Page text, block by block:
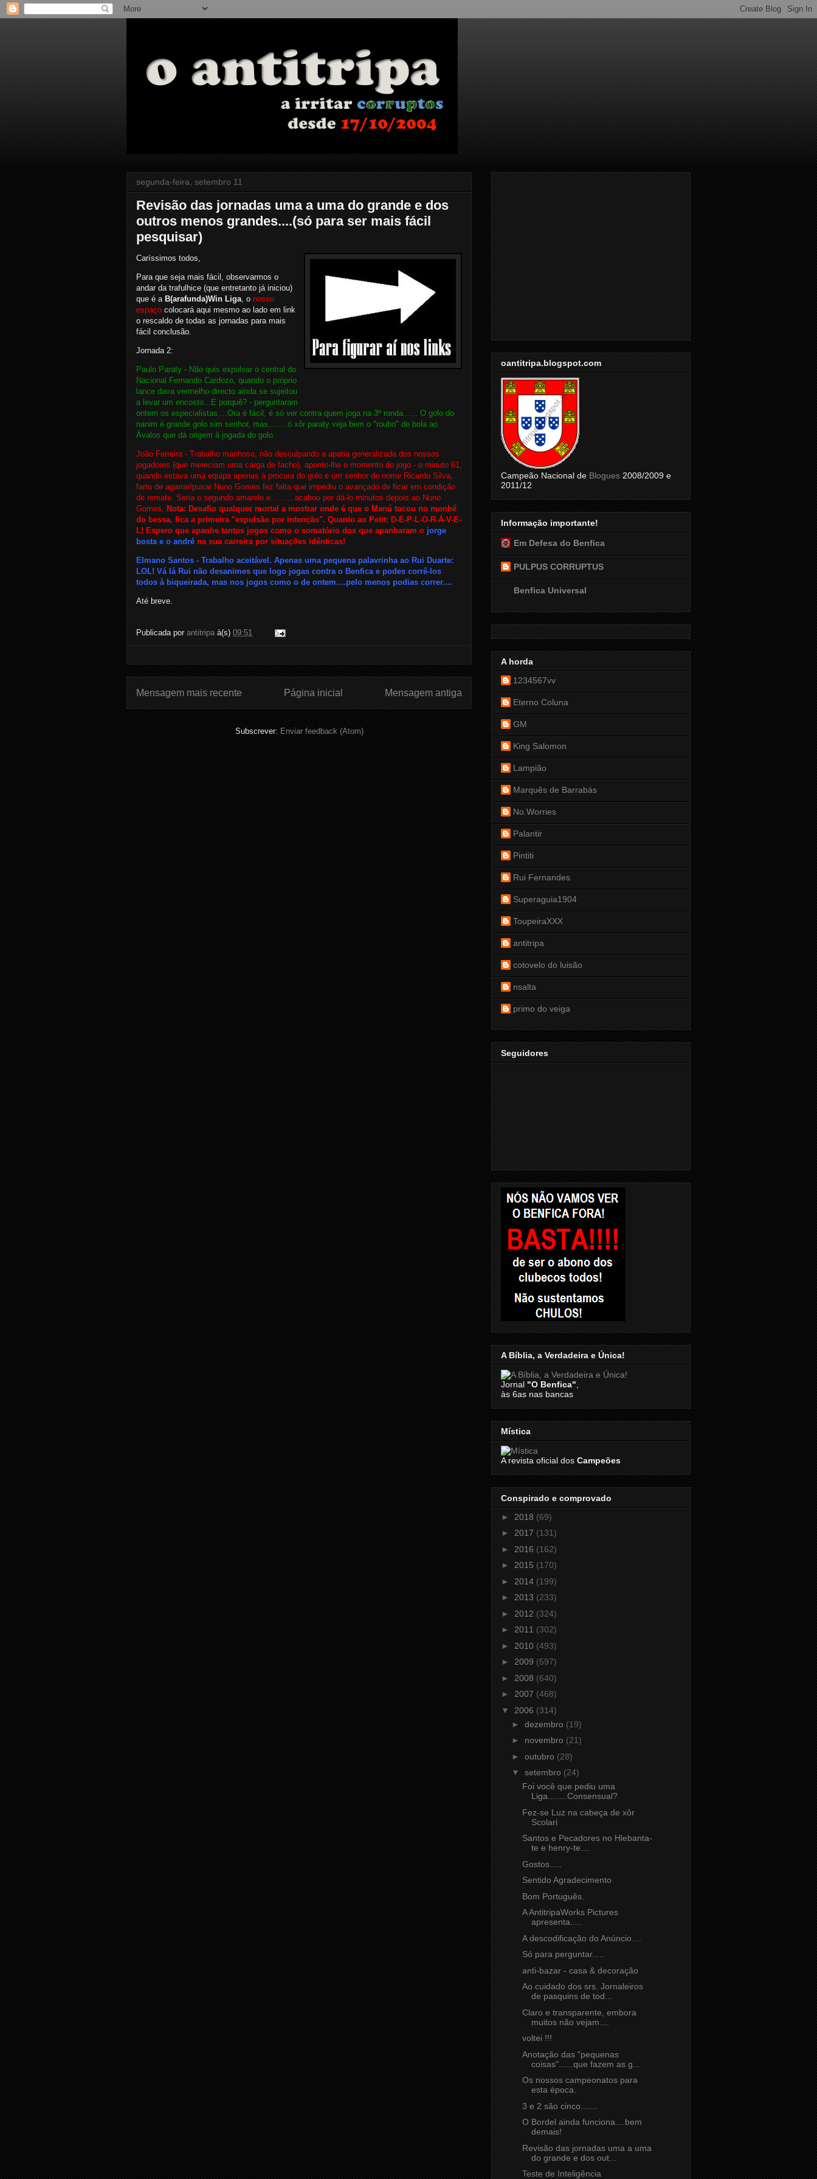
segunda-feira, setembro 11
Revisão das jornadas uma a uma do grande e dos
outros menos grandes....(só para ser mais fácil
pesquisar)
Caríssimos todos,
Para que seja mais fácil, observarmos o
andar da trafulhice (que entretanto já iniciou)
que é a B(arafunda)Win Liga, o nosso
espaço colocará aqui mesmo ao lado em link
o rescaldo de todas as jornadas para mais
fácil conclusão.
Jornada 2:
Paulo Paraty - Não quis expulsar o central do
Nacional Fernando Cardozo, quando o próprio
lance dava vermelho directo ainda se sujeitou
a levar um encosto...E porquê? - perguntaram
ontem os especialistas....Ora é fácil, é só ver contra quem joga na 3ª ronda...... O golo do
nanim é grande golo sim senhor, mas........ó xôr paraty veja bem o "roubo" de bola ao
Ávalos que dá origem à jogada do golo.
João Ferreira - Trabalho manhoso, não desculpando a apatia generalizada dos nossos
jogadores (que mereciam uma carga de facho), aponto-lhe o momento do jogo - o minuto 61,
quando estava uma equipa apenas à procura do golo e um senhor de nome Ricardo Silva,
farto de agarrar/puxar Nuno Gomes fez falta que impediu o avançado de ficar em condição
de remate. Seria o segundo amarelo e..........acabou por dá-lo minutos depois ao Nuno
Gomes. Nota: Desafio qualquer mortal a mostrar onde é que o Manú tocou no monhé
do bessa, fica a primeira "expulsão por intenção". Quanto ao Petit: D-E-P-L-O-R-Á-V-E-
L! Espero que apanhe tantos jogos como o somatório dos que apanharam o jorge
bosta e o andré na sua carreira por situações idênticas!
Elmano Santos - Trabalho aceitável. Apenas uma pequena palavrinha ao Rui Duarte:
LOL! Vá lá Rui não desanimes que logo jogas contra o Benfica e podes corrê-los
todos à biqueirada, mas nos jogos como o de ontem....pelo menos podias correr....
Até breve.
Publicada por antitripa à(s) 09:51
Mensagem mais recente Mensagem antiga
Página inicial
Subscrever: Enviar feedback (Atom)
oantitripa.blogspot.com
Campeão Nacional de Blogues 2008/2009 e
2011/12
Informação importante!
Em Defesa do Benfica
PULPUS CORRUPTUS
Benfica Universal
A horda
1234567vv
Eterno Coluna
GM
King Salomon
Lampião
Marquês de Barrabás
No.Worries
Palantir
Pintiti
Rui Fernandes
Superaguia1904
ToupeiraXXX
antitripa
cotovelo do luisão
nsalta
primo do veiga
Seguidores
A Bíblia, a Verdadeira e Única!
Jornal "O Benfica"
às 6as nas bancas
Mística
A revista oficial dos Campeões
Conspirado e comprovado
► 2018 (69)
► 2017 (131)
► 2016 (162)
► 2015 (170)
► 2014 (199)
► 2013 (233)
► 2012 (324)
► 2011 (302)
► 2010 (493)
► 2009 (597)
► 2008 (640)
► 2007 (468)
▼ 2006 (314)
► dezembro (19)
► novembro (21)
► outubro (28)
▼ setembro (24)
Foi você que pediu uma
Liga........Consensual?
Fez-se Luz na cabeça de xôr
Scolari
Santos e Pecadores no Hlebanta-
te e henry-te....
Gostos.....
Sentido Agradecimento
Bom Português.
A AntitripaWorks Pictures
apresenta.....
A descodificação do Anúncio....
Só para perguntar.....
anti-bazar - casa & decoração
Ao cuidado dos srs. Jornaleiros
de pasquins de tod...
Claro e transparente, embora
muitos não vejam....
voltei !!!
Anotação das "pequenas
coisas"......que fazem as g...
Os nossos campeonatos para
esta época.
3 e 2 são cinco.......
O Bordel ainda funciona....bem
demais!
Revisão das jornadas uma a uma
do grande e dos out...
Teste de Inteligência